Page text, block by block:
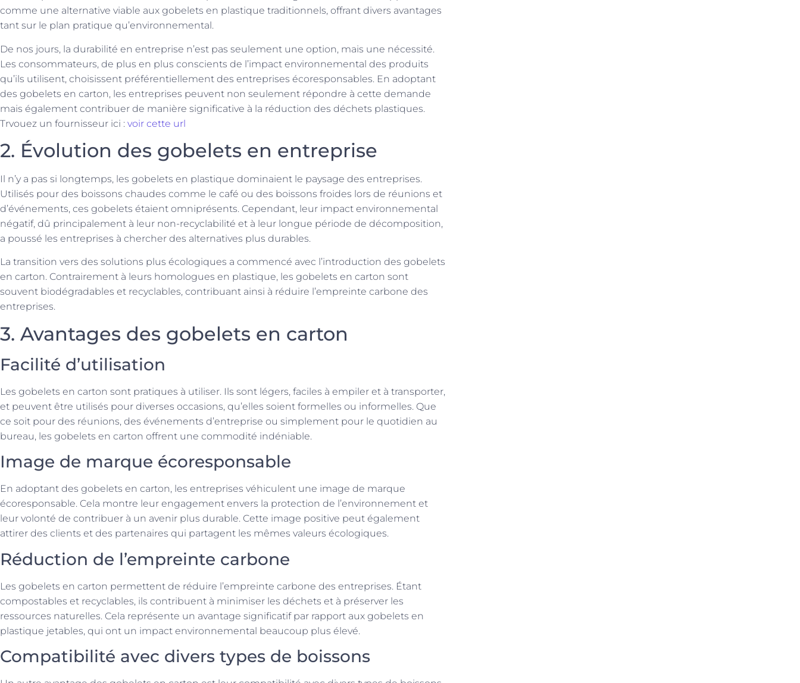
comme une alternative viable aux gobelets en plastique traditionnels, offrant divers avantages
tant sur le plan pratique qu’environnemental.
De nos jours, la durabilité en entreprise n’est pas seulement une option, mais une nécessité.
Les consommateurs, de plus en plus conscients de l’impact environnemental des produits
qu’ils utilisent, choisissent préférentiellement des entreprises écoresponsables. En adoptant
des gobelets en carton, les entreprises peuvent non seulement répondre à cette demande
mais également contribuer de manière significative à la réduction des déchets plastiques.
Trvouez un fournisseur ici : voir cette url
2. Évolution des gobelets en entreprise
Il n’y a pas si longtemps, les gobelets en plastique dominaient le paysage des entreprises.
Utilisés pour des boissons chaudes comme le café ou des boissons froides lors de réunions et
d’événements, ces gobelets étaient omniprésents. Cependant, leur impact environnemental
négatif, dû principalement à leur non-recyclabilité et à leur longue période de décomposition,
a poussé les entreprises à chercher des alternatives plus durables.
La transition vers des solutions plus écologiques a commencé avec l’introduction des gobelets
en carton. Contrairement à leurs homologues en plastique, les gobelets en carton sont
souvent biodégradables et recyclables, contribuant ainsi à réduire l’empreinte carbone des
entreprises.
3. Avantages des gobelets en carton
Facilité d’utilisation
Les gobelets en carton sont pratiques à utiliser. Ils sont légers, faciles à empiler et à transporter,
et peuvent être utilisés pour diverses occasions, qu’elles soient formelles ou informelles. Que
ce soit pour des réunions, des événements d’entreprise ou simplement pour le quotidien au
bureau, les gobelets en carton offrent une commodité indéniable.
Image de marque écoresponsable
En adoptant des gobelets en carton, les entreprises véhiculent une image de marque
écoresponsable. Cela montre leur engagement envers la protection de l’environnement et
leur volonté de contribuer à un avenir plus durable. Cette image positive peut également
attirer des clients et des partenaires qui partagent les mêmes valeurs écologiques.
Réduction de l’empreinte carbone
Les gobelets en carton permettent de réduire l’empreinte carbone des entreprises. Étant
compostables et recyclables, ils contribuent à minimiser les déchets et à préserver les
ressources naturelles. Cela représente un avantage significatif par rapport aux gobelets en
plastique jetables, qui ont un impact environnemental beaucoup plus élevé.
Compatibilité avec divers types de boissons